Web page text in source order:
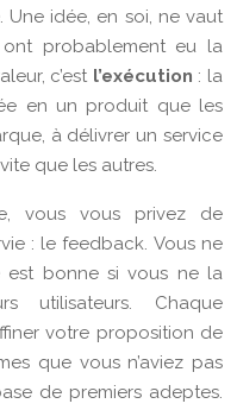
idée, en soi, ne vaut
ont probablement eu la
c’est l’exécution : la
en un produit que les
à délivrer un service
que les autres.
vous vous privez de
: le feedback. Vous ne
est bonne si vous ne la
utilisateurs. Chaque
votre proposition de
que vous n’aviez pas
de premiers adeptes.